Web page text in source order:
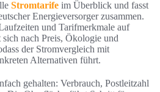
Stromtarife im Überblick und fasst
Energieversorger zusammen.
und Tarifmerkmale auf
nach Preis, Ökologie und
der Stromvergleich mit
Alternativen führt.
gehalten: Verbrauch, Postleitzahl